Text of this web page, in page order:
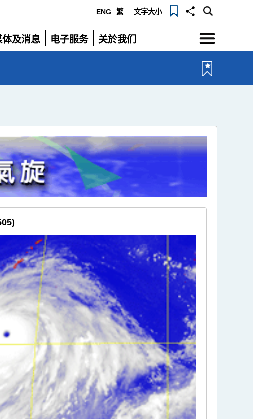
ENG 繁 文字大小
体及消息
电子服务
展
关於我们
展
选
单